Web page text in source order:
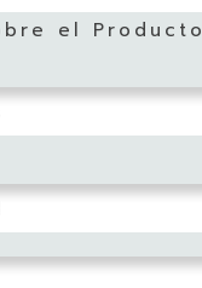
el Producto